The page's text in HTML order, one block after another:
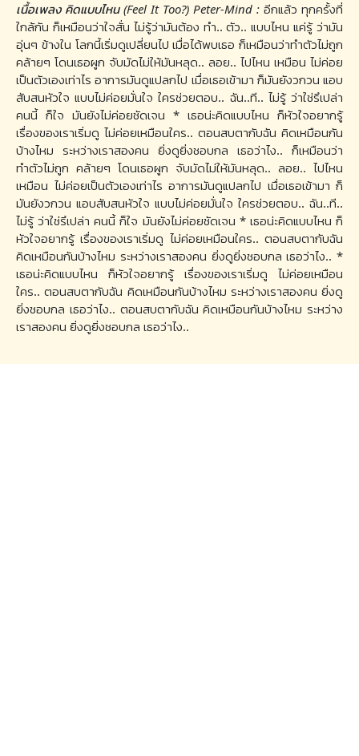
เนื้อเพลง คิดแบบไหน (Feel It Too?) Peter-Mind : อีกแล้ว ทุกครั้งที่
ใกล้กัน ก็เหมือนว่าใจสั่น ไม่รู้ว่ามันต้อง ทำ.. ตัว.. แบบไหน แค่รู้ ว่ามัน
อุ่นๆ ข้างใน โลกนี้เริ่มดูเปลี่ยนไป เมื่อได้พบเธอ ก็เหมือนว่าทำตัวไม่ถูก
คล้ายๆ โดนเธอผูก จับมัดไม่ให้มันหลุด.. ลอย.. ไปไหน เหมือน ไม่ค่อย
เป็นตัวเองเท่าไร อาการมันดูแปลกไป เมื่อเธอเข้ามา ก็มันยังวกวน แอบ
สับสนหัวใจ แบบไม่ค่อยมั่นใจ ใครช่วยตอบ.. ฉัน..ที.. ไม่รู้ ว่าใช่รึเปล่า
คนนี้ ก็ใจ มันยังไม่ค่อยชัดเจน * เธอน่ะคิดแบบไหน ก็หัวใจอยากรู้
เรื่องของเราเริ่มดู ไม่ค่อยเหมือนใคร.. ตอนสบตากับฉัน คิดเหมือนกัน
บ้างไหม ระหว่างเราสองคน ยิ่งดูยิ่งชอบกล เธอว่าไง.. ก็เหมือนว่า
ทำตัวไม่ถูก คล้ายๆ โดนเธอผูก จับมัดไม่ให้มันหลุด.. ลอย.. ไปไหน
เหมือน ไม่ค่อยเป็นตัวเองเท่าไร อาการมันดูแปลกไป เมื่อเธอเข้ามา ก็
มันยังวกวน แอบสับสนหัวใจ แบบไม่ค่อยมั่นใจ ใครช่วยตอบ.. ฉัน..ที..
ไม่รู้ ว่าใช่รึเปล่า คนนี้ ก็ใจ มันยังไม่ค่อยชัดเจน * เธอน่ะคิดแบบไหน ก็
หัวใจอยากรู้ เรื่องของเราเริ่มดู ไม่ค่อยเหมือนใคร.. ตอนสบตากับฉัน
คิดเหมือนกันบ้างไหม ระหว่างเราสองคน ยิ่งดูยิ่งชอบกล เธอว่าไง.. *
เธอน่ะคิดแบบไหน ก็หัวใจอยากรู้ เรื่องของเราเริ่มดู ไม่ค่อยเหมือน
ใคร.. ตอนสบตากับฉัน คิดเหมือนกันบ้างไหม ระหว่างเราสองคน ยิ่งดู
ยิ่งชอบกล เธอว่าไง.. ตอนสบตากับฉัน คิดเหมือนกันบ้างไหม ระหว่าง
เราสองคน ยิ่งดูยิ่งชอบกล เธอว่าไง..